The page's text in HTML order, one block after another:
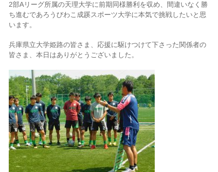
2部Aリーグ所属の天理大学に前期同様勝利を収め、間違いなく勝
ち進むであろうびわこ成蹊スポーツ大学に本気で挑戦したいと思
います。
兵庫県立大学姫路の皆さま、応援に駆けつけて下さった関係者の
皆さま、本日はありがとうございました。